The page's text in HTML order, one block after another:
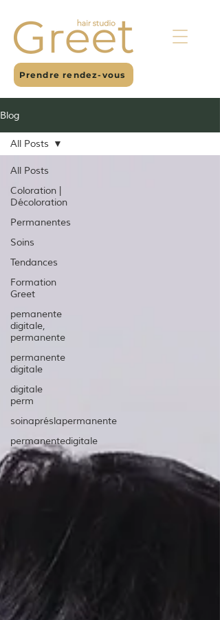
Prendre rendez-vous
Blog
All Posts
Coloration |
Décoloration
Permanentes
Soins
Tendances
Formation
Greet
pemanente
digitale,
permanente
permanente
digitale
digitale
perm
soinapréslapermanente
permanentedigitale
All Posts